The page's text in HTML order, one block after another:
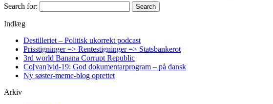
Search for:
Indlæg
Destilleriet – Politisk ukorrekt podcast
Prisstigninger => Rentestigninger => Statsbankerot
3rd world Banana Corrupt Republic
Co[van]vid-19: God dokumentarprogram – på dansk
Ny søster-meme-blog oprettet
Arkiv